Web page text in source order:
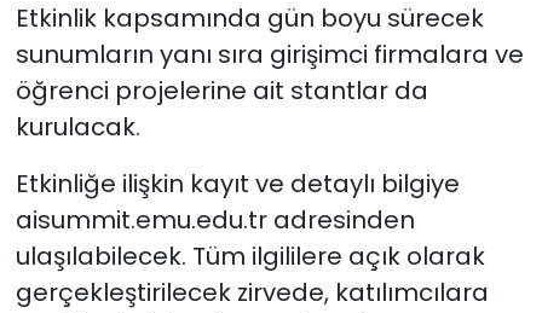
Etkinlik kapsamında gün boyu sürecek
sunumların yanı sıra girişimci firmalara ve
öğrenci projelerine ait stantlar da
kurulacak.
Etkinliğe ilişkin kayıt ve detaylı bilgiye
aisummit.emu.edu.tr adresinden
ulaşılabilecek. Tüm ilgililere açık olarak
gerçekleştirilecek zirvede, katılımcılara